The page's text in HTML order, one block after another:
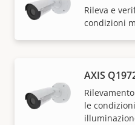
Rileva e
condizioni
AXIS
le